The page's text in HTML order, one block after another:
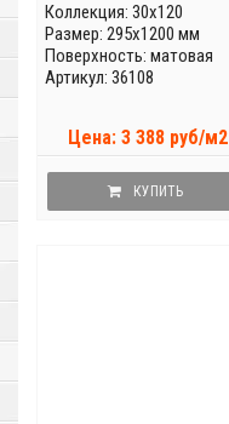
Коллекция: 30x120
Размер: 295x1200 мм
Поверхность: матовая
Артикул: 36108
Цена: 3 388 руб/м2
КУПИТЬ